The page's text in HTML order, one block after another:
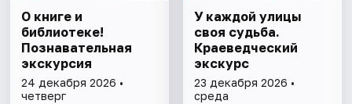
О книге и
библиотеке!
Познавательная
экскурсия
24 декабря 2026 •
четверг
У каждой улицы
своя судьба.
Краеведческий
экскурс
23 декабря 2026 •
среда